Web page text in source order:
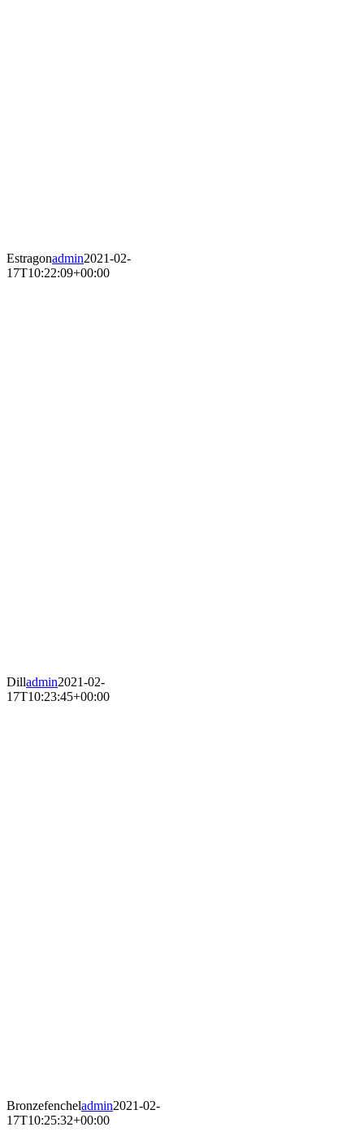
Estragonadmin2021-02-
17T10:22:09+00:00
Dilladmin2021-02-
17T10:23:45+00:00
Bronzefencheladmin2021-02-
17T10:25:32+00:00